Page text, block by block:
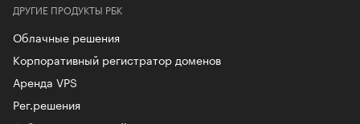
ДРУГИЕ ПРОДУКТЫ РБК
Облачные решения
Корпоративный регистратор доменов
Аренда VPS
Рег.решения